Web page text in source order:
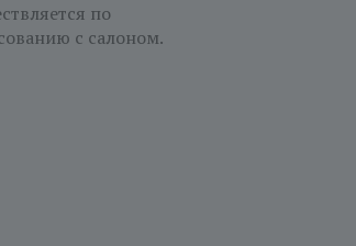
по
с салоном.